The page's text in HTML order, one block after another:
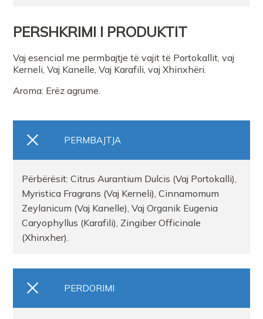
PERSHKRIMI I PRODUKTIT
Vaj esencial me permbajtje të vajit të Portokallit, vaj
Kerneli, Vaj Kanelle, Vaj Karafili, vaj Xhinxhëri.
Aroma: Erëz agrume.
PERMBAJTJA
Përbërësit: Citrus Aurantium Dulcis (Vaj Portokalli),
Myristica Fragrans (Vaj Kerneli), Cinnamomum
Zeylanicum (Vaj Kanelle), Vaj Organik Eugenia
Caryophyllus (Karafili), Zingiber Officinale
(Xhinxher).
PERDORIMI